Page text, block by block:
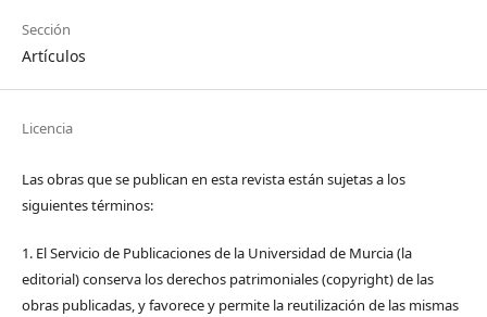
Sección
Artículos
Licencia
Las obras que se publican en esta revista están sujetas a los
siguientes términos:
1. El Servicio de Publicaciones de la Universidad de Murcia (la
editorial) conserva los derechos patrimoniales (copyright) de las
obras publicadas, y favorece y permite la reutilización de las mismas